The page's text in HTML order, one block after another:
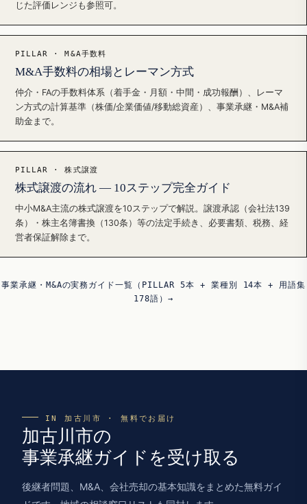
じた評価レンジも参照可。
PILLAR · M&A手数料
M&A手数料の相場とレーマン方式
仲介・FAの手数料体系（着手金・月額・中間・成功報酬）、レーマ
ン方式の計算基準（株価/企業価値/移動総資産）、事業承継・M&A補
助金まで。
PILLAR · 株式譲渡
株式譲渡の流れ — 10ステップ完全ガイド
中小M&A主流の株式譲渡を10ステップで解説。譲渡承認（会社法139
条）・株主名簿書換（130条）等の法定手続き、必要書類、税務、経
営者保証解除まで。
事業承継・M&Aの実務ガイド一覧（PILLAR 5本 + 業種別 14本 + 用語集
178語）→
IN 加古川市 · 無料でお届け
加古川市の
事業承継ガイドを受け取る
後継者問題、M&A、会社売却の基本知識をまとめた無料ガイ